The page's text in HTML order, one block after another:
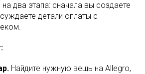
два этапа: сначала вы создаете
детали оплаты с
Найдите нужную вещь на Allegro,